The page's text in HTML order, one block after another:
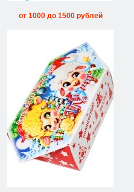
от 1000 до 1500 рублей